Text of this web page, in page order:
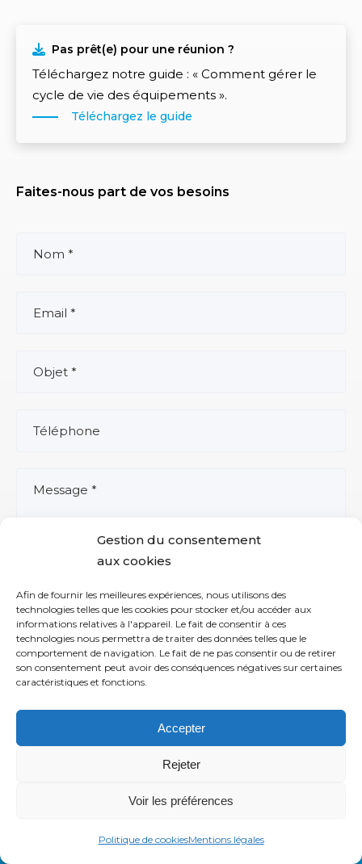
Gestion du consentement
aux cookies
Afin de fournir les meilleures expériences, nous utilisons des
technologies telles que les cookies pour stocker et/ou accéder aux
informations relatives à l'appareil. Le fait de consentir à ces
technologies nous permettra de traiter des données telles que le
comportement de navigation. Le fait de ne pas consentir ou de retirer
son consentement peut avoir des conséquences négatives sur certaines
caractéristiques et fonctions.
Accepter
Rejeter
Voir les préférences
Politique de cookiesMentions légales
Pas prêt(e) pour une réunion ?
Téléchargez notre guide : « Comment gérer le
cycle de vie des équipements ».
Téléchargez le guide
Faites-nous part de vos besoins
Choix du destinataire :